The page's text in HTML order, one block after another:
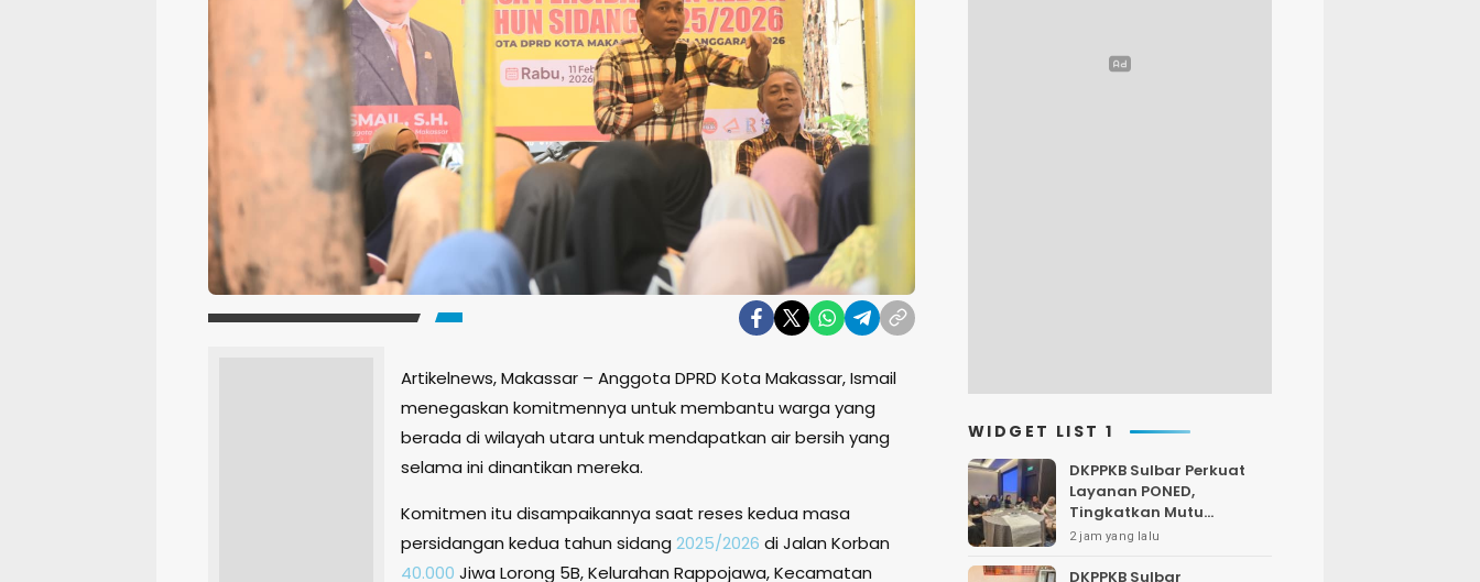
Artikelnews, Makassar – Anggota DPRD Kota Makassar, Ismail
menegaskan komitmennya untuk membantu warga yang
berada di wilayah utara untuk mendapatkan air bersih yang
selama ini dinantikan mereka.
Komitmen itu disampaikannya saat reses kedua masa
persidangan kedua tahun sidang 2025/2026 di Jalan Korban
40.000 Jiwa Lorong 5B, Kelurahan Rappojawa, Kecamatan
WIDGET LIST 1
DKPPKB Sulbar Perkuat
Layanan PONED,
Tingkatkan Mutu
Pelayanan Ibu dan Bayi
2 jam yang lalu
DKPPKB Sulbar